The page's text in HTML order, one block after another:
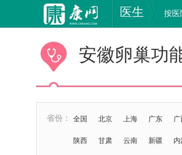
医生 按医
安徽卵巢功
省份： 全国 北京 上海 广东
陕西 甘肃 云南 新疆